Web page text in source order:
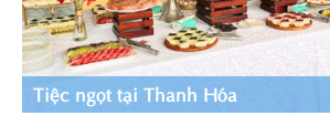
Tiệc ngọt tại Thanh Hóa